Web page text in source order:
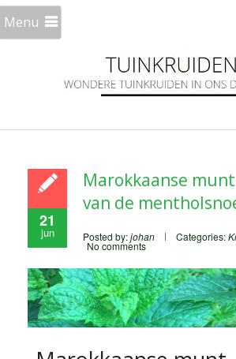
Menu
21
jun
Marokkaanse
van de
Posted by:johan Categories:
No comments